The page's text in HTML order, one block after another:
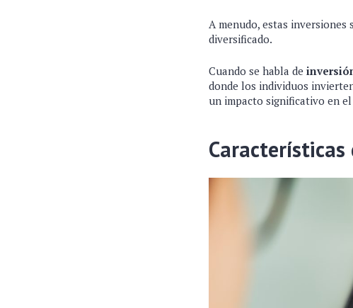
A menudo, estas
diversificado.
Cuando se habla de
donde los individuos
un impacto significativo en el